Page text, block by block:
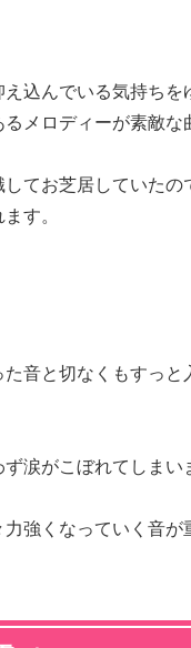
込んでいる気持ち
メロディーが素敵な
てお芝居していた
す。
た音と切なくもすっ
涙がこぼれてしまい
強くなっていく音が